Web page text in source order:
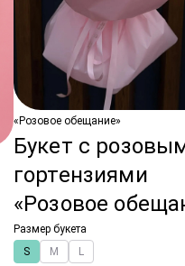
«Розовое обещание»
Букет с
гортензиями
«Розовое
Размер букета
S
M L